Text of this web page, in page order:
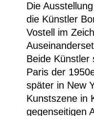
Die
die Künstler
Vostell im
Beide Künstler
Paris der
später in New
Kunstszene in
gegenseitigen